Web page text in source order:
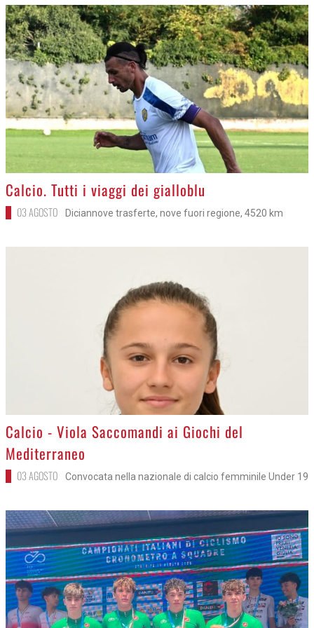
>
Calcio. Tutti i viaggi dei gialloblu
03 AGOSTO Diciannove trasferte, nove fuori regione, 4520 km
>
Calcio - Viola Saccomandi ai Giochi del
Mediterraneo
03 AGOSTO Convocata nella nazionale di calcio femminile Under 19